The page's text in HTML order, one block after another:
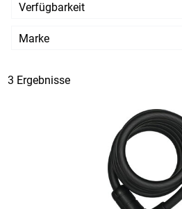
Verfügbarkeit
Marke
3 Ergebnisse